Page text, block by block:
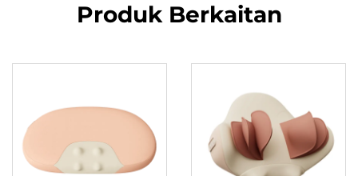
Produk Berkaitan